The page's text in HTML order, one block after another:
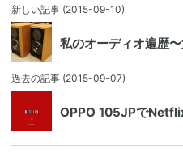
新しい記事 (2015-09-10)
私のオーディオ遍歴
過去の記事 (2015-09-07)
OPPO 105JPで